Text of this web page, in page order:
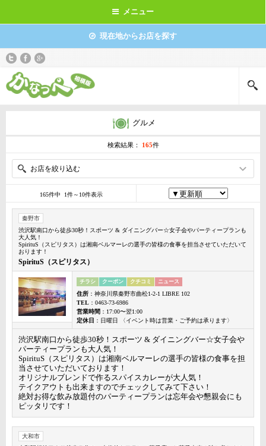
メニュー
現在地からお店を探す
グルメ
検索結果： 165件
お店を絞り込む
165件中 1件～10件表示
秦野市
渋沢駅南口から徒歩30秒！スポーツ & ダイニングバー☆女子会やパーティープランも
大人気！
SpirituS（スピリタス）は湘南ベルマーレの選手の皆様の食事を担当させていただいて
おります！
SpirituS（スピリタス）
チラシ クーポン クチコミ ニュース
住所 ：神奈川県秦野市曲松1-2-1 LIBRE 102
TEL ：0463-73-6986
営業時間 ：17:00〜翌1:00
定休日 ：日曜日 〈イベント時は営業・ご予約は承ります〉
渋沢駅南口から徒歩30秒！スポーツ & ダイニングバー☆女子会や
パーティープランも大人気！
SpirituS（スピリタス）は湘南ベルマーレの選手の皆様の食事を担
当させていただいております！
オリジナルブレンドで作るスパイスカレーが大人気！
テイクアウトも出来ますのでチェックしてみて下さい！
絶対お得な飲み放題付のパーティープランは忘年会や懇親会にも
ピッタリです！
大和市